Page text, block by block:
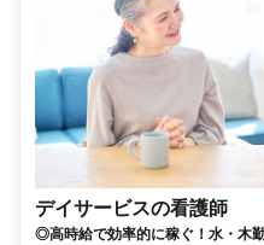
デイサービスの看護師
◎高時給で効率的に稼ぐ！水・木